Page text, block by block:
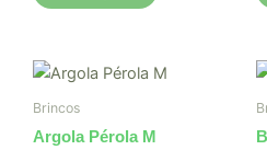
Brincos
Argola Pérola M